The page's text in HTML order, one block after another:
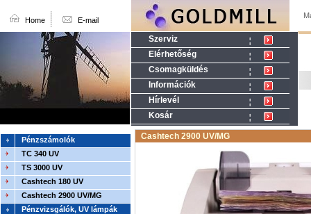
Home E-mail
Szerviz
Elérhetőség
Csomagküldés
Információk
Hírlevél
Kosár
Pénzszámolók
TC 340 UV
TS 3000 UV
Cashtech 180 UV
Cashtech 2900 UV/MG
Pénzvizsgálók, UV lámpák
Cashtech 2900 UV/MG